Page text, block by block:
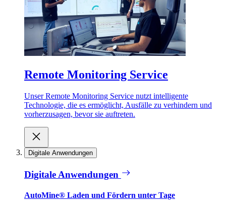
Remote Monitoring Service
Unser Remote Monitoring Service nutzt intelligente
Technologie, die es ermöglicht, Ausfälle zu verhindern und
vorherzusagen, bevor sie auftreten.
Digitale Anwendungen
Digitale Anwendungen
AutoMine® Laden und Fördern unter Tage